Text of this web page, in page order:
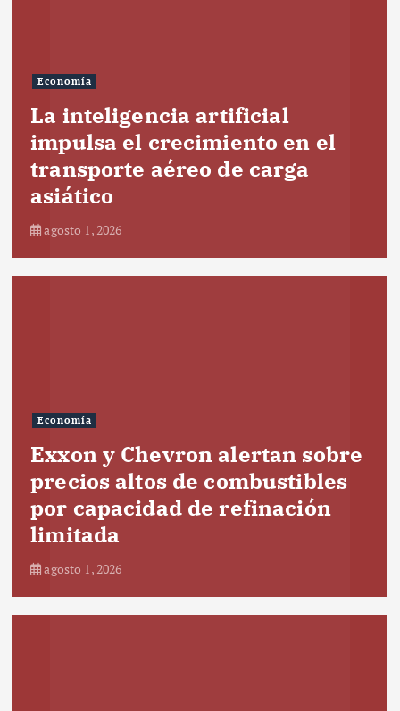
Economía
La inteligencia artificial
impulsa el crecimiento en el
transporte aéreo de carga
asiático
agosto 1, 2026
Economía
Exxon y Chevron alertan sobre
precios altos de combustibles
por capacidad de refinación
limitada
agosto 1, 2026